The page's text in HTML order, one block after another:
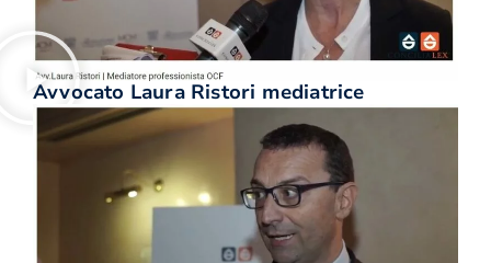
Avvocato Laura Ristori mediatrice